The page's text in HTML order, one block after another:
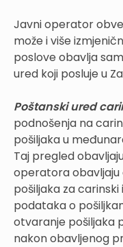
Javni operator
može i više
poslove obavlja
ured koji posluje u
Poštanski ured
podnošenja na
pošiljaka u
Taj pregled
operatora
pošiljaka za
podataka o
otvaranje pošiljaka
nakon obavljenog